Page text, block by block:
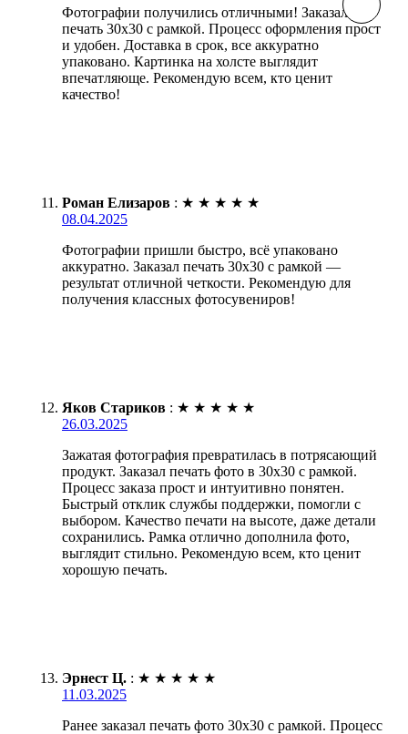
Фотографии получились отличными! Заказал
печать 30х30 с рамкой. Процесс оформления прост
и удобен. Доставка в срок, все аккуратно
упаковано. Картинка на холсте выглядит
впечатляюще. Рекомендую всем, кто ценит
качество!
Роман Елизаров : ★ ★ ★ ★ ★
08.04.2025
Фотографии пришли быстро, всё упаковано
аккуратно. Заказал печать 30х30 с рамкой —
результат отличной четкости. Рекомендую для
получения классных фотосувениров!
Яков Стариков : ★ ★ ★ ★ ★
26.03.2025
Зажатая фотография превратилась в потрясающий
продукт. Заказал печать фото в 30х30 с рамкой.
Процесс заказа прост и интуитивно понятен.
Быстрый отклик службы поддержки, помогли с
выбором. Качество печати на высоте, даже детали
сохранились. Рамка отлично дополнила фото,
выглядит стильно. Рекомендую всем, кто ценит
хорошую печать.
Эрнест Ц. : ★ ★ ★ ★ ★
11.03.2025
Ранее заказал печать фото 30х30 с рамкой. Процесс